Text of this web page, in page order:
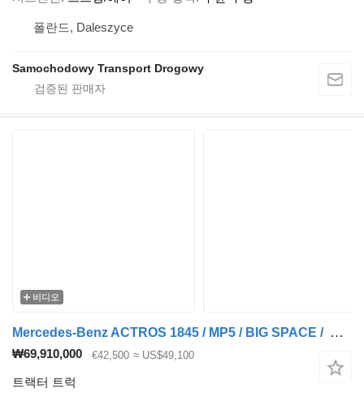
폴란드, Daleszyce
Samochodowy Transport Drogowy
비디오
Mercedes-Benz ACTROS 1845 / MP5 / BIG SPACE / PO KONTRAKCIE SERWISOWYM
₩69,910,000 €42,500 ≈ US$49,100
트랙터 트럭